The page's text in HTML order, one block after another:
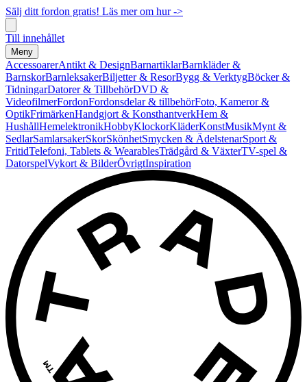
Sälj ditt fordon gratis! Läs mer om hur ->
Till innehållet
Meny
AccessoarerAntikt & DesignBarnartiklarBarnkläder &
BarnskorBarnleksakerBiljetter & ResorBygg & VerktygBöcker &
TidningarDatorer & TillbehörDVD &
VideofilmerFordonFordonsdelar & tillbehörFoto, Kameror &
OptikFrimärkenHandgjort & KonsthantverkHem &
HushållHemelektronikHobbyKlockorKläderKonstMusikMynt &
SedlarSamlarsakerSkorSkönhetSmycken & ÄdelstenarSport &
FritidTelefoni, Tablets & WearablesTrädgård & VäxterTV-spel &
DatorspelVykort & BilderÖvrigtInspiration